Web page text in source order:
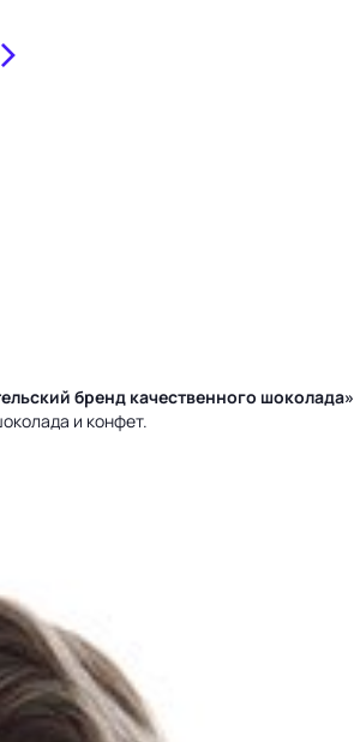
бренд качественного шоколада»
и конфет.